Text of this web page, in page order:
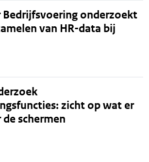
Bedrijfsvoering onderzoekt
van HR-data bij
zicht op wat er
schermen